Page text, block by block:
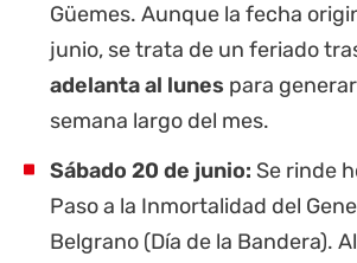
Güemes. Aunque la fecha
junio, se trata de un feriado
adelanta al lunes para
semana largo del mes.
Sábado 20 de junio: Se rinde
Paso a la Inmortalidad del
Belgrano (Día de la Bandera).